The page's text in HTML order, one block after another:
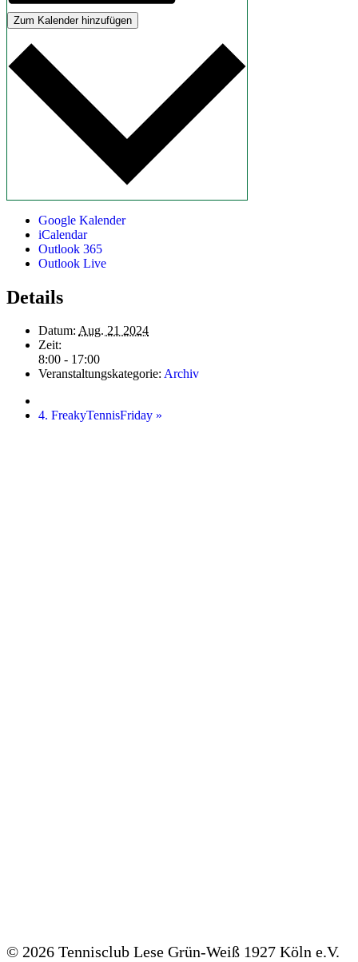
Zum Kalender hinzufügen
Google Kalender
iCalendar
Outlook 365
Outlook Live
Details
Datum: Aug. 21 2024
Zeit:
8:00 - 17:00
Veranstaltungskategorie: Archiv
4. FreakyTennisFriday »
© 2026 Tennisclub Lese Grün-Weiß 1927 Köln e.V.